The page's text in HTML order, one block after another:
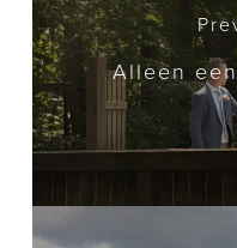
Alleen